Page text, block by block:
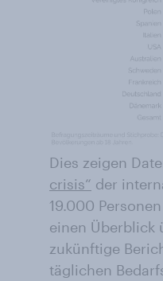
Dies zeigen
crisis“ der
19.000
einen Überblick
zukünftige
täglichen